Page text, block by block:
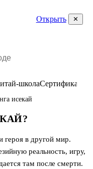
Открыть
школаСертификаты
исекай
героя в другой мир.
реальность, игру,
там после смерти.